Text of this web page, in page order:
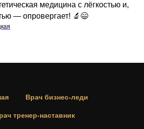
медицина с лёгкостью и,
— опровергает! 🔬😄
Врач бизнес-леди
тренер-наставник